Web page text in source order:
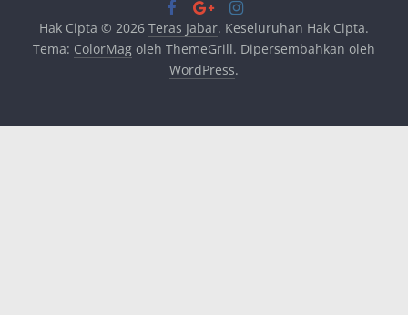
Hak Cipta © 2026 Teras Jabar. Keseluruhan Hak Cipta.
Tema: ColorMagoleh ThemeGrill. Dipersembahkan oleh
WordPress.